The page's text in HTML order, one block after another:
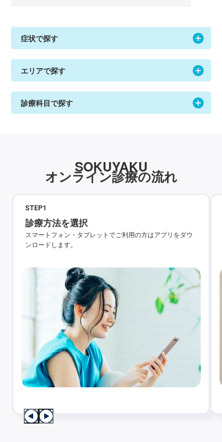
症状で探す
エリアで探す
診療科目で探す
SOKUYAKU
オンライン診療の流れ
STEP1
診療方法を選択
スマートフォン・タブレットでご利用の方はアプリをダウ
ンロードします。